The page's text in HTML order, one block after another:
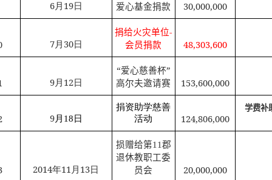
6月 19日
爱心基金捐款
30,000,000
7月 30日
捐给火灾单位-
会员捐款
48,303,600
9月 12日
“爱心慈善杯”
高尔夫邀请赛
153,600,000
9月 18 日
捐资助学慈善
活动
124,806,000
学费补
2014年11月 13日
损赠给第11郡
退休教职工委
员会
20,000,000